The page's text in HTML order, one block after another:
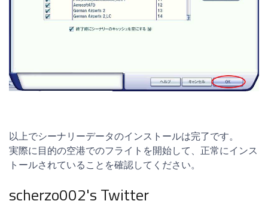
以上でシーナリーデータのインストールは完了です。
実際に目的の空港でのフライトを開始して、正常にインス
トールされていることを確認してください。
scherzo002's Twitter